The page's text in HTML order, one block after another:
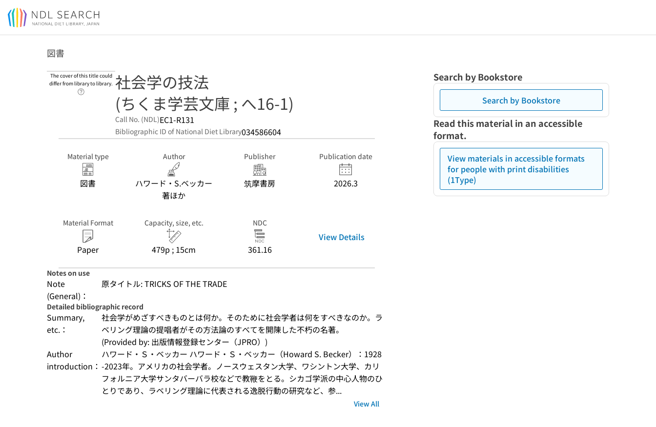
Jump to main content
図書
The cover of this title could
differ from library to library.
Link to Help Page社会学の技法
(ちくま学芸文庫 ; へ16-1)
Call No. (NDL)EC1-R131
Bibliographic ID of National Diet Library034586604
Material type
図書
Author
ハワード・S.ベッカー
著ほか
Publisher
筑摩書房
Publication date
2026.3
Material Format
Paper
Capacity, size, etc.
479p ; 15cm
NDC
361.16
View Details
Notes on use
Note
(General)：
原タイトル: TRICKS OF THE TRADE
Detailed bibliographic record
Summary,
etc.：
社会学がめざすべきものとは何か。そのために社会学者は何をすべきなのか。ラ
ベリング理論の提唱者がその方法論のすべてを開陳した不朽の名著。
(Provided by: 出版情報登録センター（JPRO）)
Author
introduction：
ハワード・Ｓ・ベッカー ハワード・Ｓ・ベッカー（Howard S. Becker）：1928
-2023年。アメリカの社会学者。ノースウェスタン大学、ワシントン大学、カリ
フォルニア大学サンタバーバラ校などで教鞭をとる。シカゴ学派の中心人物のひ
とりであり、ラベリング理論に代表される逸脱行動の研究など、参...
View All
Search by Bookstore
Search by Bookstore
Read this material in an accessible
format.
View materials in accessible formats
for people with print disabilities
(1Type)